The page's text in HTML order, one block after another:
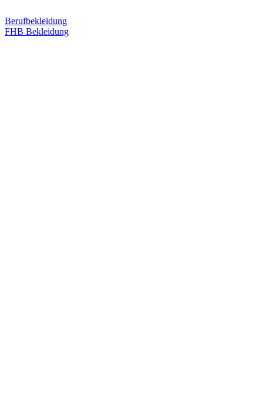
Berufbekleidung
FHB Bekleidung